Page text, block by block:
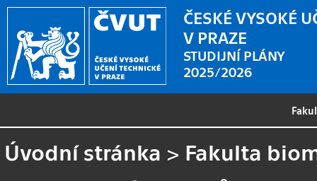
ČESKÉ VYSOKÉ
V PRAZE
STUDIJNÍ PLÁNY
2025/2026
Úvodní stránka > Fakulta